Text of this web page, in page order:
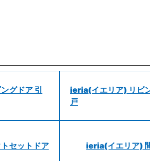
グドア 引
ieria(イエリア) リビ
戸
セットドア ieria(イエリア)